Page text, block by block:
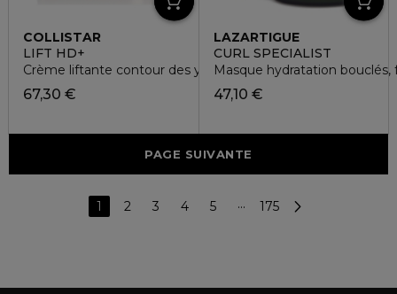
COLLISTAR
LIFT HD+
Crème liftante contour des yeux et lèvres
67,30 €
LAZARTIGUE
CURL SPECIALIST
Masque hydratation bouclés,
47,10 €
PAGE SUIVANTE
1 2 3 4 5 ··· 175